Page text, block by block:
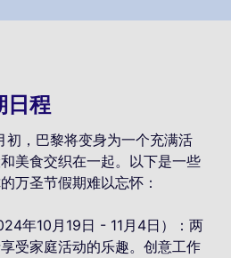
日程
初，巴黎将变身为一个充满活
美食交织在一起。以下是一些
万圣节假期难以忘怀：
年10月19日 - 11月4日）：两
受家庭活动的乐趣。创意工作